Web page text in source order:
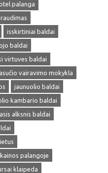
palanga
isskirtiniai baldai
baldai
virtuves baldai
vairavimo mokykla
jaunuolio baldai
kambario baldai
alksnis baldai
kainos palangoje
klaipeda